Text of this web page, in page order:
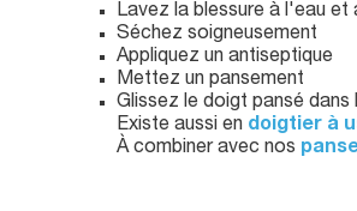
Lavez la blessure à l'eau et
Séchez soigneusement
Appliquez un antiseptique
Mettez un pansement
Glissez le doigt pansé
Existe aussi en doigtier à
À combiner avec nos